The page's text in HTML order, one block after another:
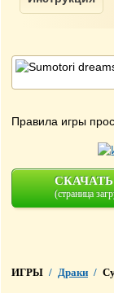
Правила игры
СКАЧАТЬ
(страница
ИГРЫ / Драки /